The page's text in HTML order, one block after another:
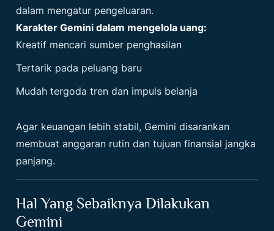
dalam mengatur pengeluaran.
Karakter Gemini dalam mengelola uang:
Kreatif mencari sumber penghasilan
Tertarik pada peluang baru
Mudah tergoda tren dan impuls belanja
Agar keuangan lebih stabil, Gemini disarankan
membuat anggaran rutin dan tujuan finansial jangka
panjang.
Hal Yang Sebaiknya Dilakukan
Gemini